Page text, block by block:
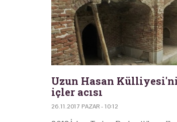
Uzun Hasan
içler acısı
26.11.2017 PAZAR - 10:12